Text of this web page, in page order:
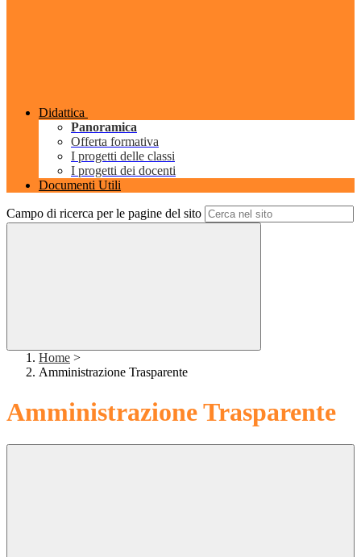
Didattica
Panoramica
Offerta formativa
I progetti delle classi
I progetti dei docenti
Documenti Utili
Campo di ricerca per le pagine del sito
Home >
Amministrazione Trasparente
Amministrazione Trasparente